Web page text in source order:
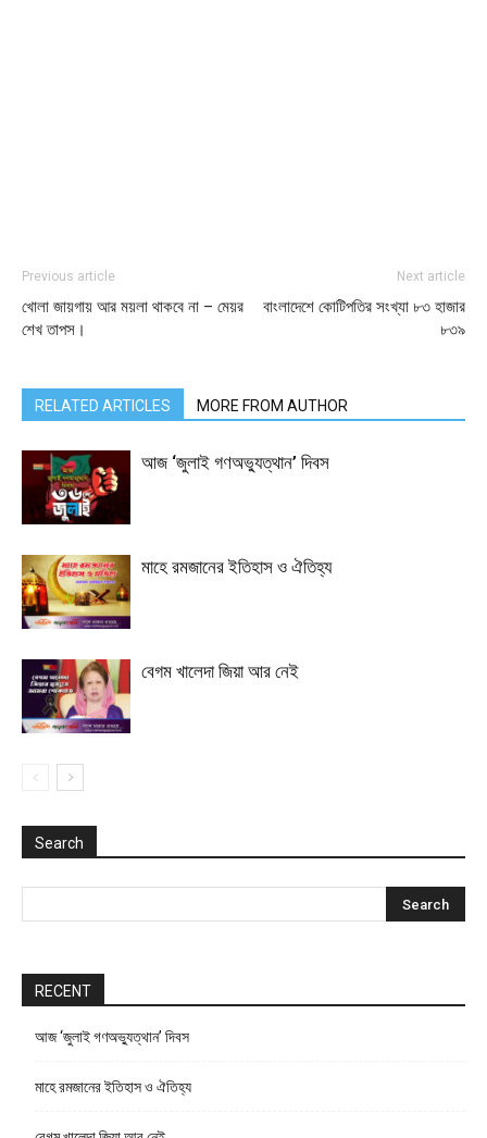
Previous article
খোলা জায়গায় আর ময়লা থাকবে না – মেয়র
শেখ তাপস।
Next article
বাংলাদেশে কোটিপতির সংখ্যা ৮৩ হাজার
৮৩৯
RELATED ARTICLES MORE FROM AUTHOR
আজ ‘জুলাই গণঅভ্যুত্থান’ দিবস
মাহে রমজানের ইতিহাস ও ঐতিহ্য
বেগম খালেদা জিয়া আর নেই
Search
RECENT
আজ ‘জুলাই গণঅভ্যুত্থান’ দিবস
মাহে রমজানের ইতিহাস ও ঐতিহ্য